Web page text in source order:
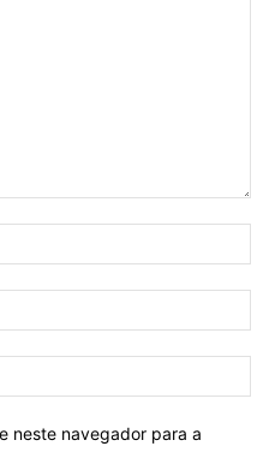
neste navegador para a